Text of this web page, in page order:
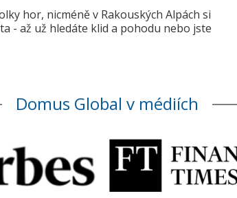
hor, nicméně v Rakouských Alpách si
- až už hledáte klid a pohodu nebo jste
Domus Global v médiích